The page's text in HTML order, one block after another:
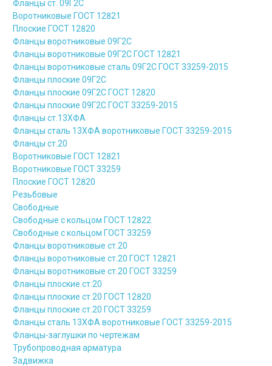
Фланцы ст. 09Г2С
Воротниковые ГОСТ 12821
Плоские ГОСТ 12820
Фланцы воротниковые 09Г2С
Фланцы воротниковые 09Г2С ГОСТ 12821
Фланцы воротниковые сталь 09Г2С ГОСТ 33259-2015
Фланцы плоские 09Г2С
Фланцы плоские 09Г2С ГОСТ 12820
Фланцы плоские 09Г2С ГОСТ 33259-2015
Фланцы ст.13ХФА
Фланцы сталь 13ХФА воротниковые ГОСТ 33259-2015
Фланцы ст.20
Воротниковые ГОСТ 12821
Воротниковые ГОСТ 33259
Плоские ГОСТ 12820
Резьбовые
Свободные
Свободные с кольцом ГОСТ 12822
Свободные с кольцом ГОСТ 33259
Фланцы воротниковые ст.20
Фланцы воротниковые ст.20 ГОСТ 12821
Фланцы воротниковые ст.20 ГОСТ 33259
Фланцы плоские ст.20
Фланцы плоские ст.20 ГОСТ 12820
Фланцы плоские ст.20 ГОСТ 33259
Фланцы сталь 13ХФА воротниковые ГОСТ 33259-2015
Фланцы-заглушки по чертежам
Трубопроводная арматура
Задвижка